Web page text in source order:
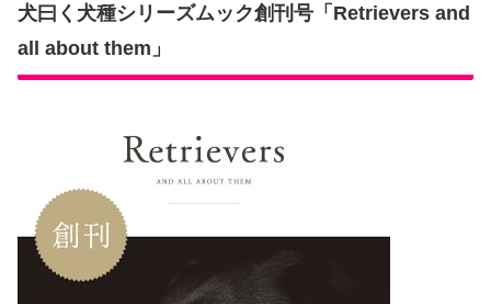
犬曰く犬種シリーズムック創刊号「Retrievers and
all about them」